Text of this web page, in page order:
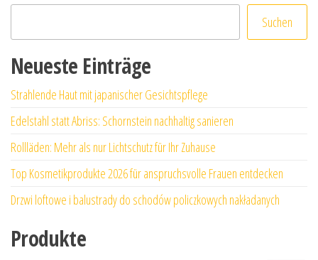
Suchen
Neueste Einträge
Strahlende Haut mit japanischer Gesichtspflege
Edelstahl statt Abriss: Schornstein nachhaltig sanieren
Rollläden: Mehr als nur Lichtschutz für Ihr Zuhause
Top Kosmetikprodukte 2026 für anspruchsvolle Frauen entdecken
Drzwi loftowe i balustrady do schodów policzkowych nakładanych
Produkte